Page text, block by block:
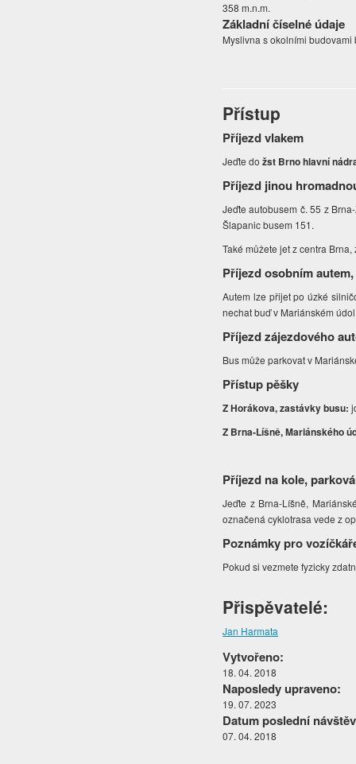
358 m.n.m.
Základní číselné údaje
Myslivna s okolními budovami
Přístup
Příjezd vlakem
Jeďte dožst Brno hlavní
Příjezd jinou
Jeďte autobusem č. 55 z
Šlapanic busem 151.
Také můžete jet z centra
Příjezd osobním
Autem lze přijet po úzké
nechat buď v Mariánském
Příjezd zájezdového
Bus může parkovat v
Přístup pěšky
Z Horákova, zastávky busu:
Z Brna-Líšně, Mariánského
Příjezd na kole,
Jeďte z Brna-Líšně,
označená cyklotrasa vede z
Poznámky pro
Pokud si vezmete fyzicky
Přispěvatelé:
Jan Harmata
Vytvořeno:
18. 04. 2018
Naposledy upraveno:
19. 07. 2023
Datum poslední
07. 04. 2018